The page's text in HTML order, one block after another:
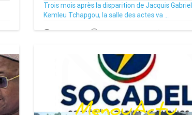
Trois mois après la disparition de Jacquis Gabriel
Kemleu Tchapgou, la salle des actes va ...
13/07/26 Par MenouActu 0